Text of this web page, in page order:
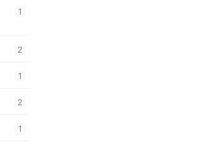
1
2
1
2
1